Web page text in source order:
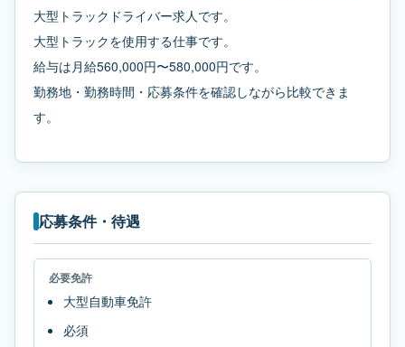
大型トラックドライバー求人です。
大型トラックを使用する仕事です。
給与は月給560,000円〜580,000円です。
勤務地・勤務時間・応募条件を確認しながら比較できま
す。
応募条件・待遇
必要免許
大型自動車免許
必須